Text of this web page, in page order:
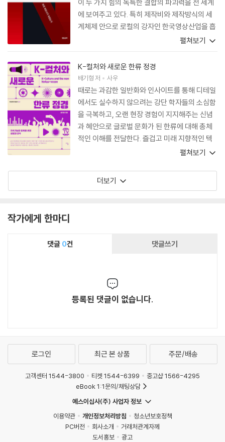
이 두 가지 힘의 독특한 결합의 파괴력을 전 세계
에 보여주고 있다. 특히 제작비와 제작방식의 세
계체제 안으로 로컬의 강자인 한국영상산업을 흡
수하는 10여 년 동안 그 체질을 바꿔버렸다. 저자
우리는 넷플릭스가 가져온 딜레마를 헤쳐 나갈 수
있을 것인가? 이것이 이 책의 핵심적 질문이다.
저자가 처한 직업적 위치, 즉 영상산업과 그것의
세계화인 한류를 근거리에서 다년간 관찰한 내용
을 인터뷰이의 목소리를 빌려 세세히 기술했다.
그 결과 이 책은 1990년대부터 지금까지, IMF,
한한령, 넷플릭스를 거치면서 우리가 겪어온 급
격한 환경과 산업, 정책의 변화를 일목요연하고
쉽게 풀었고, 이를 위해 필요한 개념적 도구가 적
재적소에 동원되어, 텍스트뿐 아니라 이 딜레마
의 이론적 독이성을 높였다. 수없이 쏟아지는 넷
일지 모른다는 미련스러운 기대”에 동참하게 만
펼쳐보기
K-컬처와 새로운 한류 정경
배기형저 사우
때로는 과감한 일반화와 인사이트를 통해 디테일
에서도 실수하지 않으려는 강단 학자들의 소심함
을 극복하고, 오랜 현장 경험이 지지해주는 신념
과 혜안으로 글로벌 문화가 된 한류에 대해 총체
적인 이해를 전달한다. 즐겁고 미래 지향적인 텍
펼쳐보기
더보기
작가에게 한마디
댓글 0건 댓글쓰기
등록된 댓글이 없습니다.
로그인 최근 본 상품 주문/배송
고객센터 1544-3800 티켓 1544-6399
중고샵 1566-4295
eBook 1:1문의/채팅상담
예스이십사(주) 사업자 정보
이용약관
개인정보처리방침
청소년보호정책
PC버전
회사소개
거래처관계자께
도서홍보
광고